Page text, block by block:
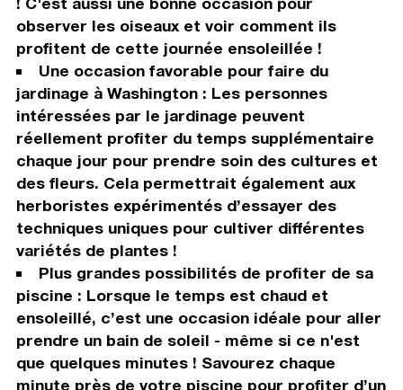
observer les oiseaux et voir comment ils
profitent de cette journée ensoleillée !
Une occasion favorable pour faire du
jardinage à Washington : Les personnes
intéressées par le jardinage peuvent
réellement profiter du temps supplémentaire
chaque jour pour prendre soin des cultures et
des fleurs. Cela permettrait également aux
herboristes expérimentés d’essayer des
techniques uniques pour cultiver différentes
variétés de plantes !
Plus grandes possibilités de profiter de sa
piscine : Lorsque le temps est chaud et
ensoleillé, c’est une occasion idéale pour aller
prendre un bain de soleil - même si ce n'est
que quelques minutes ! Savourez chaque
minute près de votre piscine pour profiter d’un